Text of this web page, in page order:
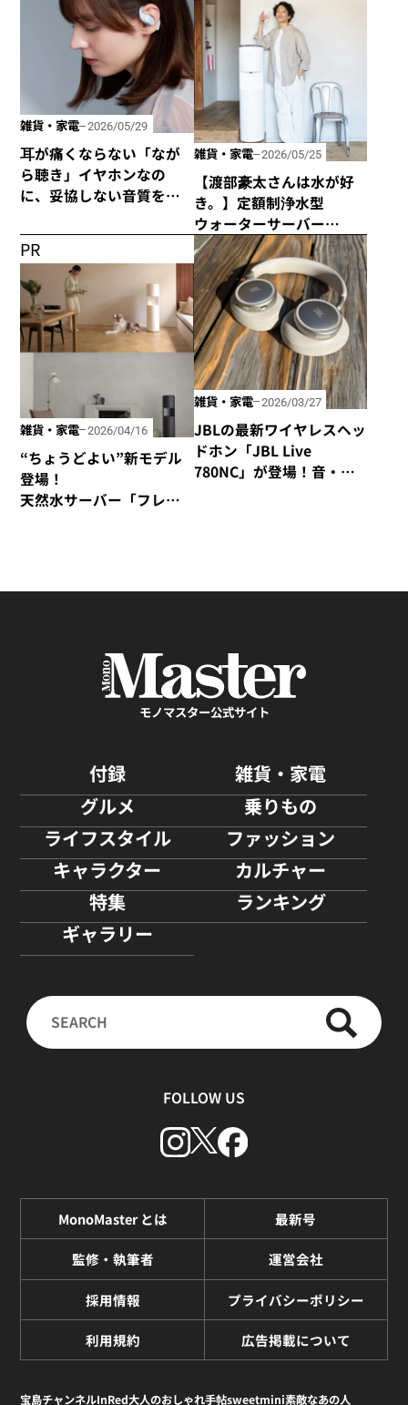
雑貨・家電 2026/05/29
耳が痛くならない「なが
ら聴き」イヤホンなの
に、妥協しない音質を追
発売！
雑貨・家電 2026/05/25
【渡部豪太さんは水が好
き。】定額制浄水型
ウォーターサーバー
every frecious tallを使っ
てみた
PR
雑貨・家電 2026/04/16
“ちょうどよい”新モデル
登場！
天然水サーバー「フレ
雑貨・家電 2026/03/27
JBLの最新ワイヤレスヘッ
ドホン「JBL Live
780NC」が登場！音・装
モノマスター公式サイト
付録
雑貨・家電
グルメ
乗りもの
ライフスタイル
ファッション
キャラクター
カルチャー
特集
ランキング
ギャラリー
FOLLOW US
MonoMaster とは 最新号
監修・執筆者 運営会社
採用情報 プライバシーポリシー
利用規約 広告掲載について
宝島チャンネルInRed大人のおしゃれ手帖sweetmini素敵なあの人